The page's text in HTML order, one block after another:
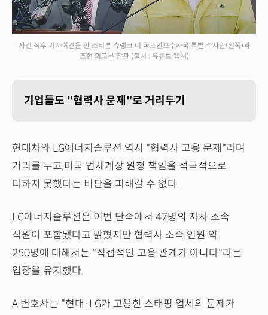
사건 직후 기자회견을 한 스티븐 슈랭크 미 국토안보수사국 특별 수사관(왼쪽)과
조현 외교부 장관 (출처 : 유튜브 캡쳐)
기업들도 "협력사 문제"로 거리두기
현대차와 LG에너지솔루션 역시 "협력사 고용 문제"라며
거리를 두고,미국 법체계상 원청 책임을 적극적으로
다하지 못했다는 비판을 피해갈 수 없다.
LG에너지솔루션은 이번 단속에서 47명의 자사 소속
직원이 포함됐다고 밝혔지만 협력사 소속 인원 약
250명에 대해서는 "직접적인 고용 관계가 아니다"라는
입장을 유지했다.
A 변호사는 "현대·LG가 고용한 스태핑 업체의 문제가